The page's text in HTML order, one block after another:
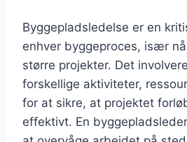
Byggepladsledelse er en
enhver byggeproces, især
større projekter. Det
forskellige aktiviteter,
for at sikre, at projektet
effektivt. En